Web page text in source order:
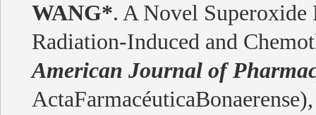
WANG*. A Novel Superoxide
Radiation-Induced and
American Journal of